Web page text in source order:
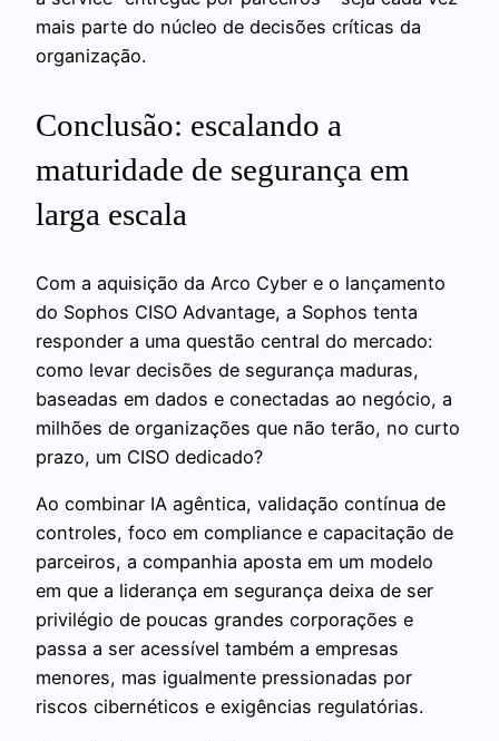
mais parte do núcleo de decisões críticas da
organização.
Conclusão: escalando a
maturidade de segurança em
larga escala
Com a aquisição da Arco Cyber e o lançamento
do Sophos CISO Advantage, a Sophos tenta
responder a uma questão central do mercado:
como levar decisões de segurança maduras,
baseadas em dados e conectadas ao negócio, a
milhões de organizações que não terão, no curto
prazo, um CISO dedicado?
Ao combinar IA agêntica, validação contínua de
controles, foco em compliance e capacitação de
parceiros, a companhia aposta em um modelo
em que a liderança em segurança deixa de ser
privilégio de poucas grandes corporações e
passa a ser acessível também a empresas
menores, mas igualmente pressionadas por
riscos cibernéticos e exigências regulatórias.